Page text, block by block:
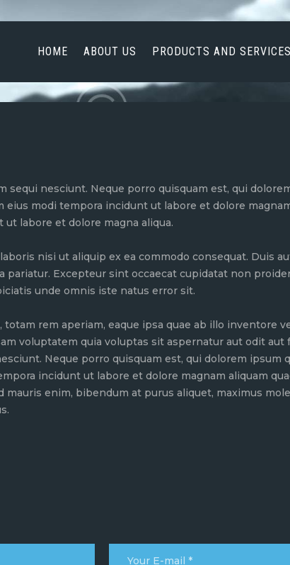
HOME ABOUT US PRODUCTS AND SERVICES
US
AND
nesciunt. Neque porro quisquam est, qui
eius modi tempora incidunt ut labore et dolore
labore et dolore magna aliqua.
nisi ut aliquip ex ea commodo consequat. Duis
Excepteur sint occaecat cupidatat non
unde omnis iste natus error sit.
rem aperiam, eaque ipsa quae ab illo inventore
voluptatem quia voluptas sit aspernatur aut odit aut
Neque porro quisquam est, qui dolorem ipsum
incidunt ut labore et dolore magnam aliquam
mauris enim, bibendum at purus aliquet, maximus